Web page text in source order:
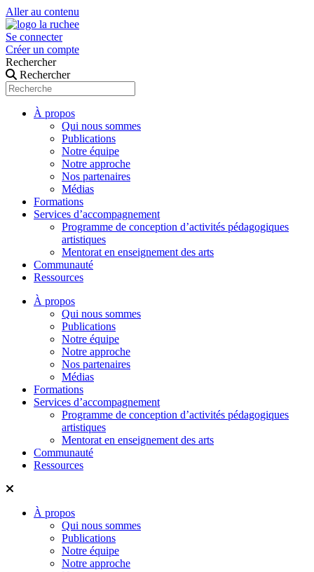
Aller au contenu
Se connecter
Créer un compte
Rechercher
Rechercher
À propos
Qui nous sommes
Publications
Notre équipe
Notre approche
Nos partenaires
Médias
Formations
Services d’accompagnement
Programme de conception d’activités pédagogiques
artistiques
Mentorat en enseignement des arts
Communauté
Ressources
À propos
Qui nous sommes
Publications
Notre équipe
Notre approche
Nos partenaires
Médias
Formations
Services d’accompagnement
Programme de conception d’activités pédagogiques
artistiques
Mentorat en enseignement des arts
Communauté
Ressources
À propos
Qui nous sommes
Publications
Notre équipe
Notre approche